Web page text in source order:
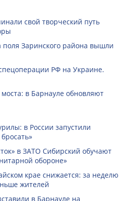
свой творческий путь
Заринского района вышли
РФ на Украине.
в Барнауле обновляют
в России запустили
в ЗАТО Сибирский обучают
обороне»
крае снижается: за неделю
жителей
в Барнауле на